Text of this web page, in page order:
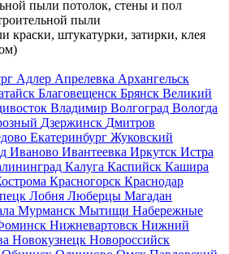
пыли потолок, стены и пол
пыли
краски, штукатурки, затирки, клея
Адлер Апрелевка Архангельск
Благовещенск Брянск Великий
Владимир Волгоград Вологда
Дзержинск Дмитров
Екатеринбург Жуковский
Иваново Ивантеевка Иркутск Истра
Калуга Каспийск Кашира
Красногорск Краснодар
Лобня Люберцы Магадан
Мурманск Мытищи Набережные
Нижневартовск Нижний
Новокузнецк Новороссийск